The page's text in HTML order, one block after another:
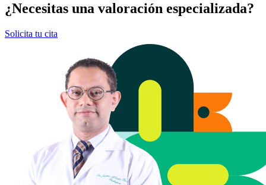
¿Necesitas una valoración especializada?
Solicita tu cita